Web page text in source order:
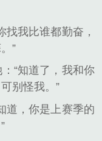
找我比谁都勤奋，
”
“知道了，我和你
别怪我。”
道，你是上赛季的